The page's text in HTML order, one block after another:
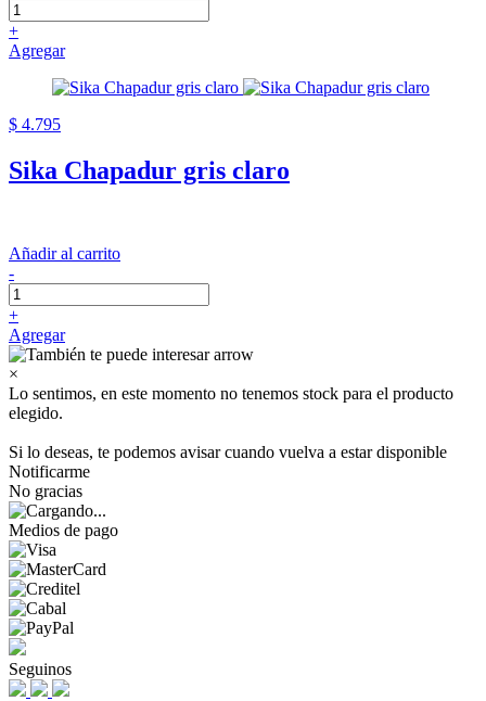
+
Agregar
$ 4.795
Sika Chapadur gris claro
Añadir al carrito
-
+
Agregar
×
Lo sentimos, en este momento no tenemos stock para el producto
elegido.
Si lo deseas, te podemos avisar cuando vuelva a estar disponible
Notificarme
No gracias
Medios de pago
Seguinos